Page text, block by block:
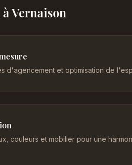
Vernaison
d'agencement et optimisation de
couleurs et mobilier pour une